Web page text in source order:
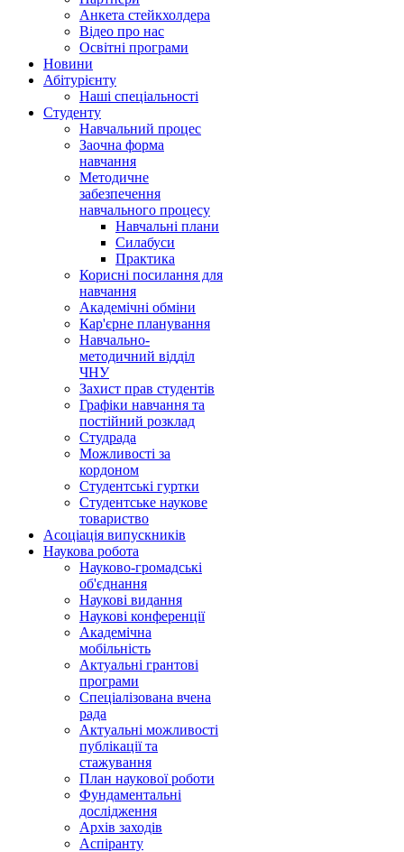
Анкета стейкхолдера
Відео про нас
Освітні програми
Hовини
Абітурієнту
Наші спеціальності
Студенту
Навчальний процес
Заочна форма
навчання
Методичне
забезпечення
навчального процесу
Навчальні плани
Силабуси
Практика
Корисні посилання для
навчання
Академічні обміни
Кар'єрне планування
Навчально-
методичний відділ
ЧНУ
Захист прав студентів
Графіки навчання та
постійний розклад
Студрада
Можливості за
кордоном
Студентські гуртки
Студентське наукове
товариство
Асоціація випускників
Наукова робота
Науково-громадські
об'єднання
Наукові видання
Наукові конференції
Академічна
мобільність
Актуальні грантові
програми
Спеціалізована вчена
рада
Актуальні можливості
публікації та
стажування
План наукової роботи
Фундаментальні
дослідження
Архів заходів
Аспіранту